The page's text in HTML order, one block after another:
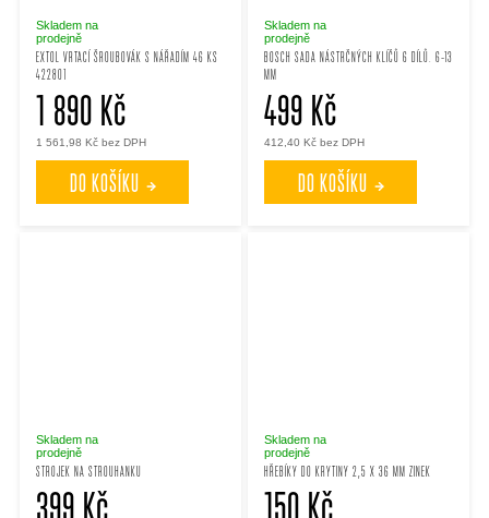
EXTOL VRTACÍ ŠROUBOVÁK S NÁŘADÍM 46 KS
422801
Skladem na
prodejně
1 561,98 Kč bez DPH
1 890 Kč
DO KOŠÍKU
BOSCH SADA NÁSTRČNÝCH KLÍČŮ 6 DÍLŮ. 6-13
MM
Skladem na
prodejně
412,40 Kč bez DPH
499 Kč
DO KOŠÍKU
STROJEK NA STROUHANKU
Skladem na
prodejně
399 Kč
HŘEBÍKY DO KRYTINY 2,5 X 36 MM ZINEK
Skladem na
prodejně
150 Kč